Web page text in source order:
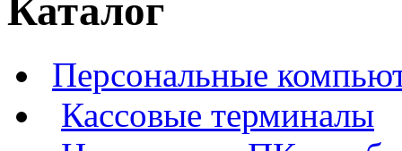
Каталог
Персональные
Кассовые терминалы